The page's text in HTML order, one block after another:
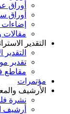
أوراق
أوراق
مقالات
التقدير
التقدير
تقدير
مقاطع
مؤتمرات
الأرشيف
نشرة
أرشيف